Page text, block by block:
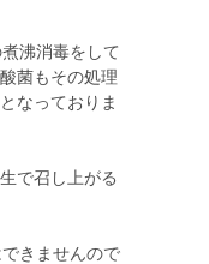
沸消毒をして
菌もその処理
なっておりま
で召し上がる
きませんので